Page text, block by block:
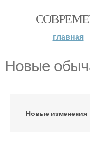
главная
Новые
Новые изменения